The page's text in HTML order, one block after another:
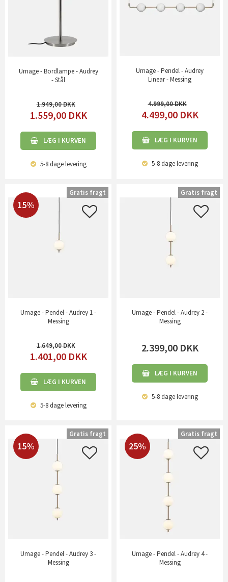
Umage - Bordlampe - Audrey
- Stål
1.949,00
1.559,00 DKK
LÆG I KURVEN
5-8 dagelevering
Umage - Pendel - Audrey
Linear - Messing
4.999,00
4.499,00 DKK
LÆG I KURVEN
5-8 dagelevering
15%
Umage - Pendel - Audrey 1 -
Messing
1.649,00
1.401,00 DKK
LÆG I KURVEN
5-8 dagelevering
Gratis fragt
Umage - Pendel - Audrey 2 -
Messing
2.399,00 DKK
LÆG I KURVEN
5-8 dagelevering
Gratis fragt
15%
Umage - Pendel - Audrey 3 -
Messing
Gratis fragt
25%
Umage - Pendel - Audrey 4 -
Messing
Gratis fragt